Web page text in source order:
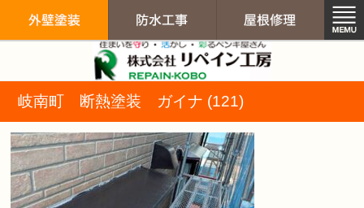
岐南町 断熱塗装 ガイナ (121)